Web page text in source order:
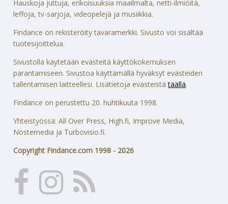
Hauskoja juttuja, erikoisuuksia maailmalta, netti-ilmiöitä,
leffoja, tv-sarjoja, videopelejä ja musiikkia.
Findance on rekisteröity tavaramerkki. Sivusto voi sisältää
tuotesijoittelua.
Sivustolla käytetään evästeitä käyttökokemuksen
parantamiseen. Sivustoa käyttämällä hyväksyt evästeiden
tallentamisen laitteellesi. Lisätietoja evästeistätäällä.
Findance on perustettu 20. huhtikuuta 1998.
Yhteistyössä: All Over Press, High.fi, Improve Media,
Nostemedia ja Turbovisio.fi.
Copyright Findance.com 1998 - 2026